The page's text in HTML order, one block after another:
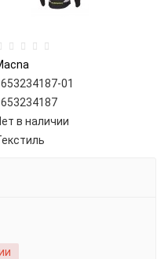
01
в наличии